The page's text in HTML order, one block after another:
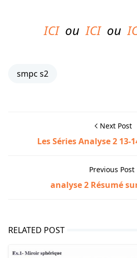
ICIouICIou
smpc s2
Next Post
Les Séries Analyse 2 13-
Previous Post
analyse 2 Résumé
RELATED POST